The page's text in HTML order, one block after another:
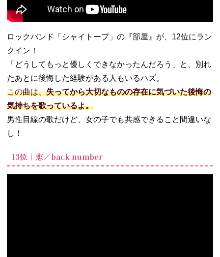
ロックバンド「シャイトープ」の『部屋』が、12位にラン
クイン！
「どうしてもっと優しくできなかったんだろう」と、別れ
たあとに後悔した経験がある人もいるハズ。
この曲は、失ってから大切なものの存在に気づいた後悔の
気持ちを歌っているよ。
男性目線の歌だけど、女の子でも共感できること間違いな
し！
13位｜恋／back number